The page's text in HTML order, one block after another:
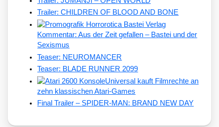
Trailer: CHILDREN OF BLOOD AND BONE
Kommentar: Aus der Zeit gefallen – Bastei und der
Sexismus
Teaser: NEUROMANCER
Teaser: BLADE RUNNER 2099
Universal kauft Filmrechte an
zehn klassischen Atari-Games
Final Trailer – SPIDER-MAN: BRAND NEW DAY